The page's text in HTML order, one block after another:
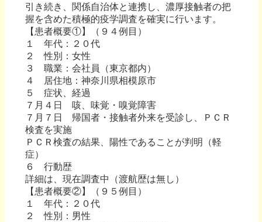
引き続き、関係自治体と連携し、濃厚接触者の把
握を含めた積極的疫学調査を確実に行います。
【患者概要①】（９４例目）
１ 年代：２０代
２ 性別：女性
３ 職業：会社員（東京都内）
４ 居住地：神奈川県相模原市
５ 症状、経過
７月４日 咳、味覚・嗅覚障害
７月７日 帰国者・接触者外来を受診し、ＰＣＲ
検査を実施
ＰＣＲ検査の結果、陽性であることが判明（軽
症）
６ 行動歴
詳細は、現在調査中（渡航歴は無し）
【患者概要②】（９５例目）
１ 年代：２０代
２ 性別：男性